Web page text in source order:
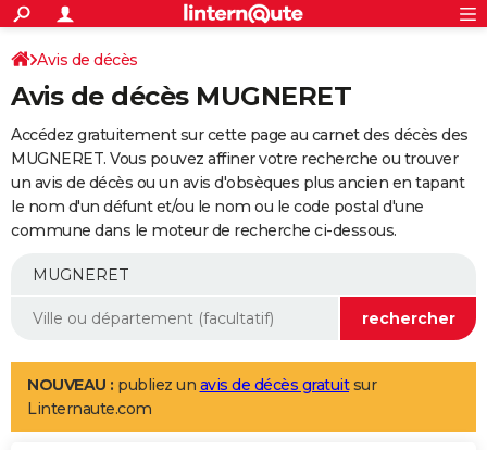
ACTUALITÉS
Politique
Société
Faits Divers
Education
Monde
Villes
+
SPORT
Coupe du monde 2026
Football
Tennis
Cyclisme
Rugby
Forum
Programme TV
TNTStreaming
Cinéma
Sorties cinéma
Musique
+
FINANCE
Impôts
Immobilier
Risques naturels par ville
Banque
Assurance
Crédit
AUTO
Essais
Réserver un essai
Citadines
Berlines
SUV
Forum auto
+
Mobiles
Meilleur smartphone
Internet
Ordinateurs
Jeux vidéo
Guide high-tech
Aménagement intérieur
LIFESTYLE
Art de vivre
Bien-être
Loisirs
Mode
Modes de vie
Avis de décès
Avis de décès MUGNERET
Accédez gratuitement sur cette page au carnet des décès des
MUGNERET. Vous pouvez affiner votre recherche ou trouver
un avis de décès ou un avis d'obsèques plus ancien en tapant
le nom d'un défunt et/ou le nom ou le code postal d'une
commune dans le moteur de recherche ci-dessous.
NOUVEAU : publiez un avis de décès gratuitsur
Linternaute.com